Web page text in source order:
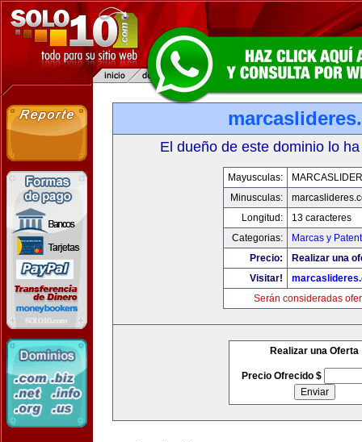
El dueño de este dominio lo
Mayusculas:
Minusculas:
Longitud:
13 caracteres
Categorias:
Marcas y
Precio:
Realizar una
Visitar!
Serán consideradas
Realizar una Oferta
Precio Ofrecido $